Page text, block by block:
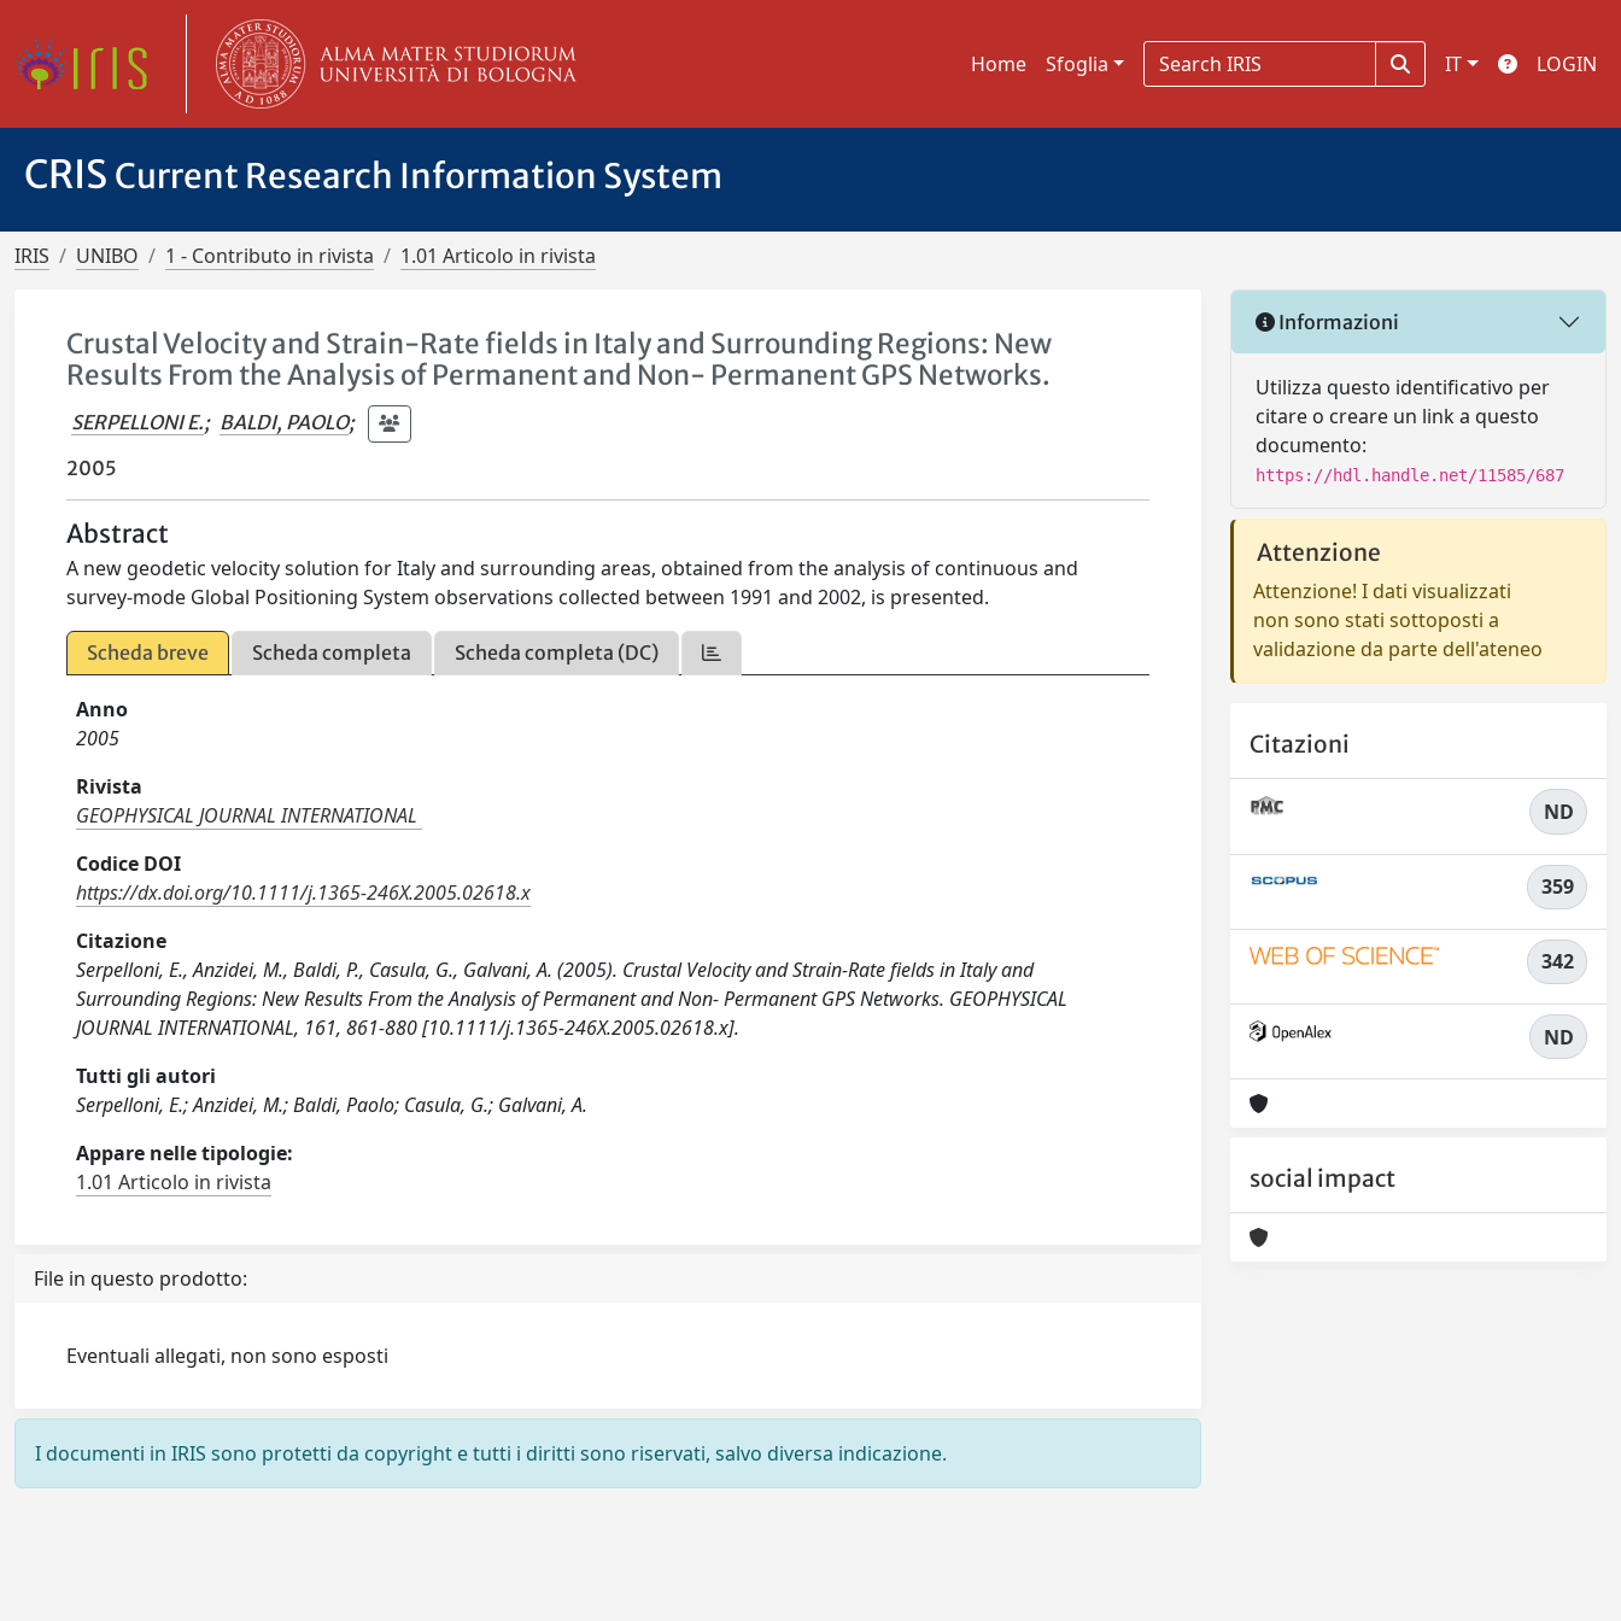
Home Sfoglia IT LOGIN
CRIS Current Research Information System
IRIS UNIBO 1 - Contributo in rivista 1.01 Articolo in rivista
Crustal Velocity and Strain-Rate fields in Italy and Surrounding Regions: New
Results From the Analysis of Permanent and Non- Permanent GPS Networks.
SERPELLONI E.; BALDI, PAOLO;
2005
Abstract
A new geodetic velocity solution for Italy and surrounding areas, obtained from the analysis of continuous and
survey-mode Global Positioning System observations collected between 1991 and 2002, is presented.
Scheda breve Scheda completa Scheda completa (DC)
Anno
2005
Rivista
GEOPHYSICAL JOURNAL INTERNATIONAL
Codice DOI
https://dx.doi.org/10.1111/j.1365-246X.2005.02618.x
Citazione
Serpelloni, E., Anzidei, M., Baldi, P., Casula, G., Galvani, A. (2005). Crustal Velocity and Strain-Rate fields in Italy and
Surrounding Regions: New Results From the Analysis of Permanent and Non- Permanent GPS Networks. GEOPHYSICAL
JOURNAL INTERNATIONAL, 161, 861-880 [10.1111/j.1365-246X.2005.02618.x].
Tutti gli autori
Serpelloni, E.; Anzidei, M.; Baldi, Paolo; Casula, G.; Galvani, A.
Appare nelle tipologie:
1.01 Articolo in rivista
File in questo prodotto:
Eventuali allegati, non sono esposti
I documenti in IRIS sono protetti da copyright e tutti i diritti sono riservati, salvo diversa indicazione.
Informazioni
Utilizza questo identificativo per
citare o creare un link a questo
documento:
https://hdl.handle.net/11585/687
Attenzione
Attenzione! I dati visualizzati
non sono stati sottoposti a
validazione da parte dell'ateneo
Citazioni
ND
359
342
ND
social impact